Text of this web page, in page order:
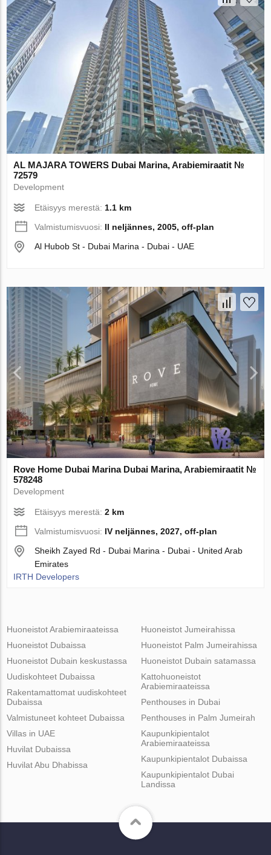
AL MAJARA TOWERS Dubai Marina, Arabiemiraatit №
72579
Development
Etäisyys merestä: 1.1 km
Valmistumisvuosi: II neljännes, 2005, off-plan
Al Hubob St - Dubai Marina - Dubai - UAE
Rove Home Dubai Marina Dubai Marina, Arabiemiraatit №
578248
Development
Etäisyys merestä:2 km
Valmistumisvuosi: IV neljännes, 2027, off-plan
Sheikh Zayed Rd - Dubai Marina - Dubai - United Arab
Emirates
IRTH Developers
Huoneistot Arabiemiraateissa
Huoneistot Dubaissa
Huoneistot Dubain keskustassa
Huoneistot Jumeirahissa
Huoneistot Palm Jumeirahissa
Huoneistot Dubain satamassa
Uudiskohteet Dubaissa
Rakentamattomat uudiskohteet
Dubaissa
Valmistuneet kohteet Dubaissa
Kattohuoneistot
Arabiemiraateissa
Penthouses in Dubai
Penthouses in Palm Jumeirah
Villas in UAE
Huvilat Dubaissa
Huvilat Abu Dhabissa
Kaupunkipientalot
Arabiemiraateissa
Kaupunkipientalot Dubaissa
Kaupunkipientalot Dubai
Landissa